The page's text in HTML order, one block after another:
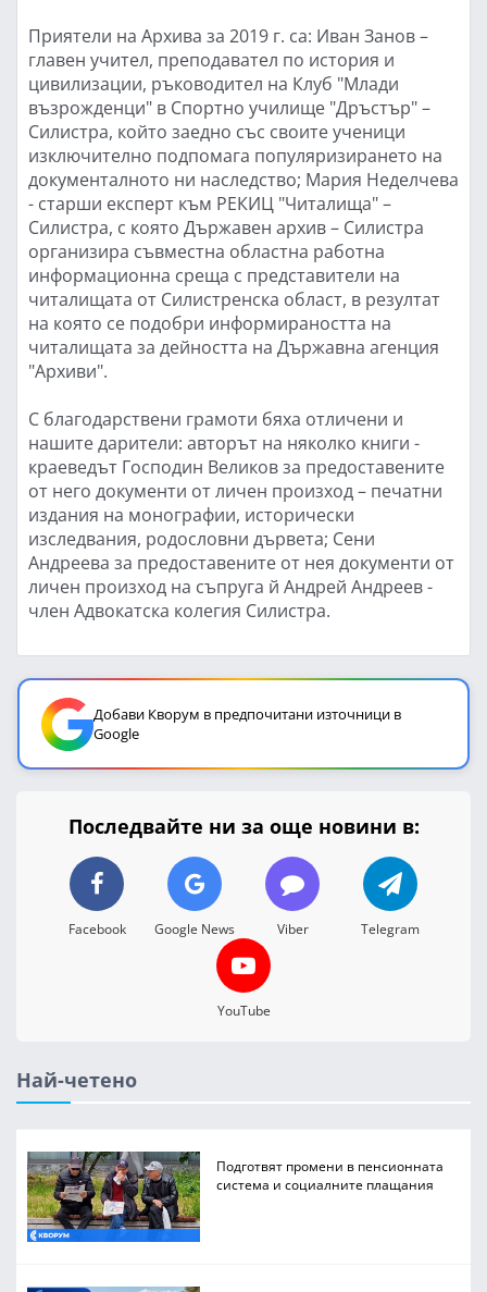
Приятели на Архива за 2019 г. са: Иван Занов –
главен учител, преподавател по история и
цивилизации, ръководител на Клуб "Млади
възрожденци" в Спортно училище "Дръстър" –
Силистра, който заедно със своите ученици
изключително подпомага популяризирането на
документалното ни наследство; Мария Неделчева
- старши експерт към РЕКИЦ "Читалища" –
Силистра, с която Държавен архив – Силистра
организира съвместна областна работна
информационна среща с представители на
читалищата от Силистренска област, в резултат
на която се подобри информираността на
читалищата за дейността на Държавна агенция
"Архиви".
С благодарствени грамоти бяха отличени и
нашите дарители: авторът на няколко книги -
краеведът Господин Великов за предоставените
от него документи от личен произход – печатни
издания на монографии, исторически
изследвания, родословни дървета; Сени
Андреева за предоставените от нея документи от
личен произход на съпруга й Андрей Андреев -
член Адвокатска колегия Силистра.
Добави Кворум в предпочитани източници в
Google
Последвайте ни за още новини в:
Facebook Google News Viber Telegram
YouTube
Най-четено
Подготвят промени в пенсионната
система и социалните плащания